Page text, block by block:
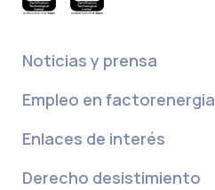
Noticias y prensa
Empleo en factorenergia
Enlaces de interés
Derecho desistimiento